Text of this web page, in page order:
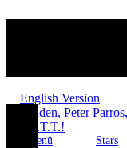
English Version
Holden, Peter
K.I.T.T.!
Menü Stars